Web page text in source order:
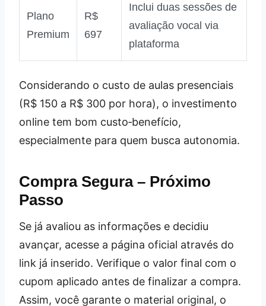
Plano
Premium
R$
697
Inclui duas sessões de
avaliação vocal via
plataforma
Considerando o custo de aulas presenciais
(R$ 150 a R$ 300 por hora), o investimento
online tem bom custo‑benefício,
especialmente para quem busca autonomia.
Compra Segura – Próximo
Passo
Se já avaliou as informações e decidiu
avançar, acesse a página oficial através do
link já inserido. Verifique o valor final com o
cupom aplicado antes de finalizar a compra.
Assim, você garante o material original, o